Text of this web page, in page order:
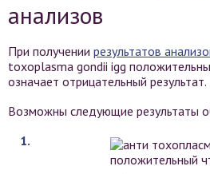
анализов
При получении результатов
toxoplasma gondii igg
означает отрицательный результат.
Возможны следующие результаты